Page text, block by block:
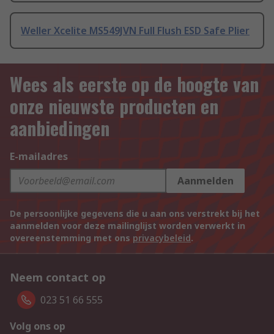
Weller Xcelite MS549JVN Full Flush ESD Safe Plier
Wees als eerste op de hoogte van
onze nieuwste producten en
aanbiedingen
E-mailadres
Aanmelden
De persoonlijke gegevens die u aan ons verstrekt bij het
aanmelden voor deze mailinglijst worden verwerkt in
overeenstemming met ons privacybeleid.
Neem contact op
023 51 66 555
Volg ons op